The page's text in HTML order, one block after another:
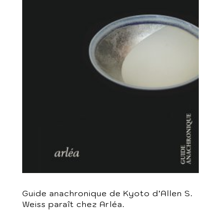
Guide anachronique de Kyoto d’Allen S.
Weiss paraît chez Arléa.